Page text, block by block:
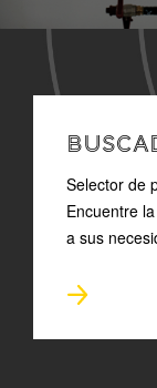
Selector de
Encuentre
a sus